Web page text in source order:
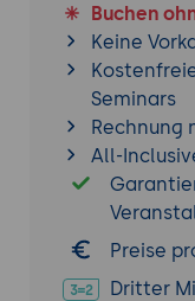
Buchen
Keine
Seminars
Rechnung
All-
Preise
Dritter